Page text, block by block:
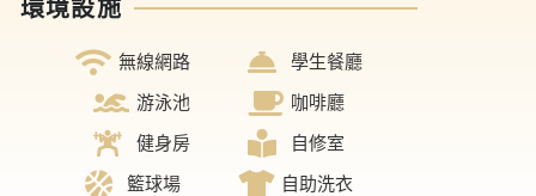
環境設施
無線網路
學生餐廳
游泳池
咖啡廳
健身房
自修室
籃球場
自助洗衣